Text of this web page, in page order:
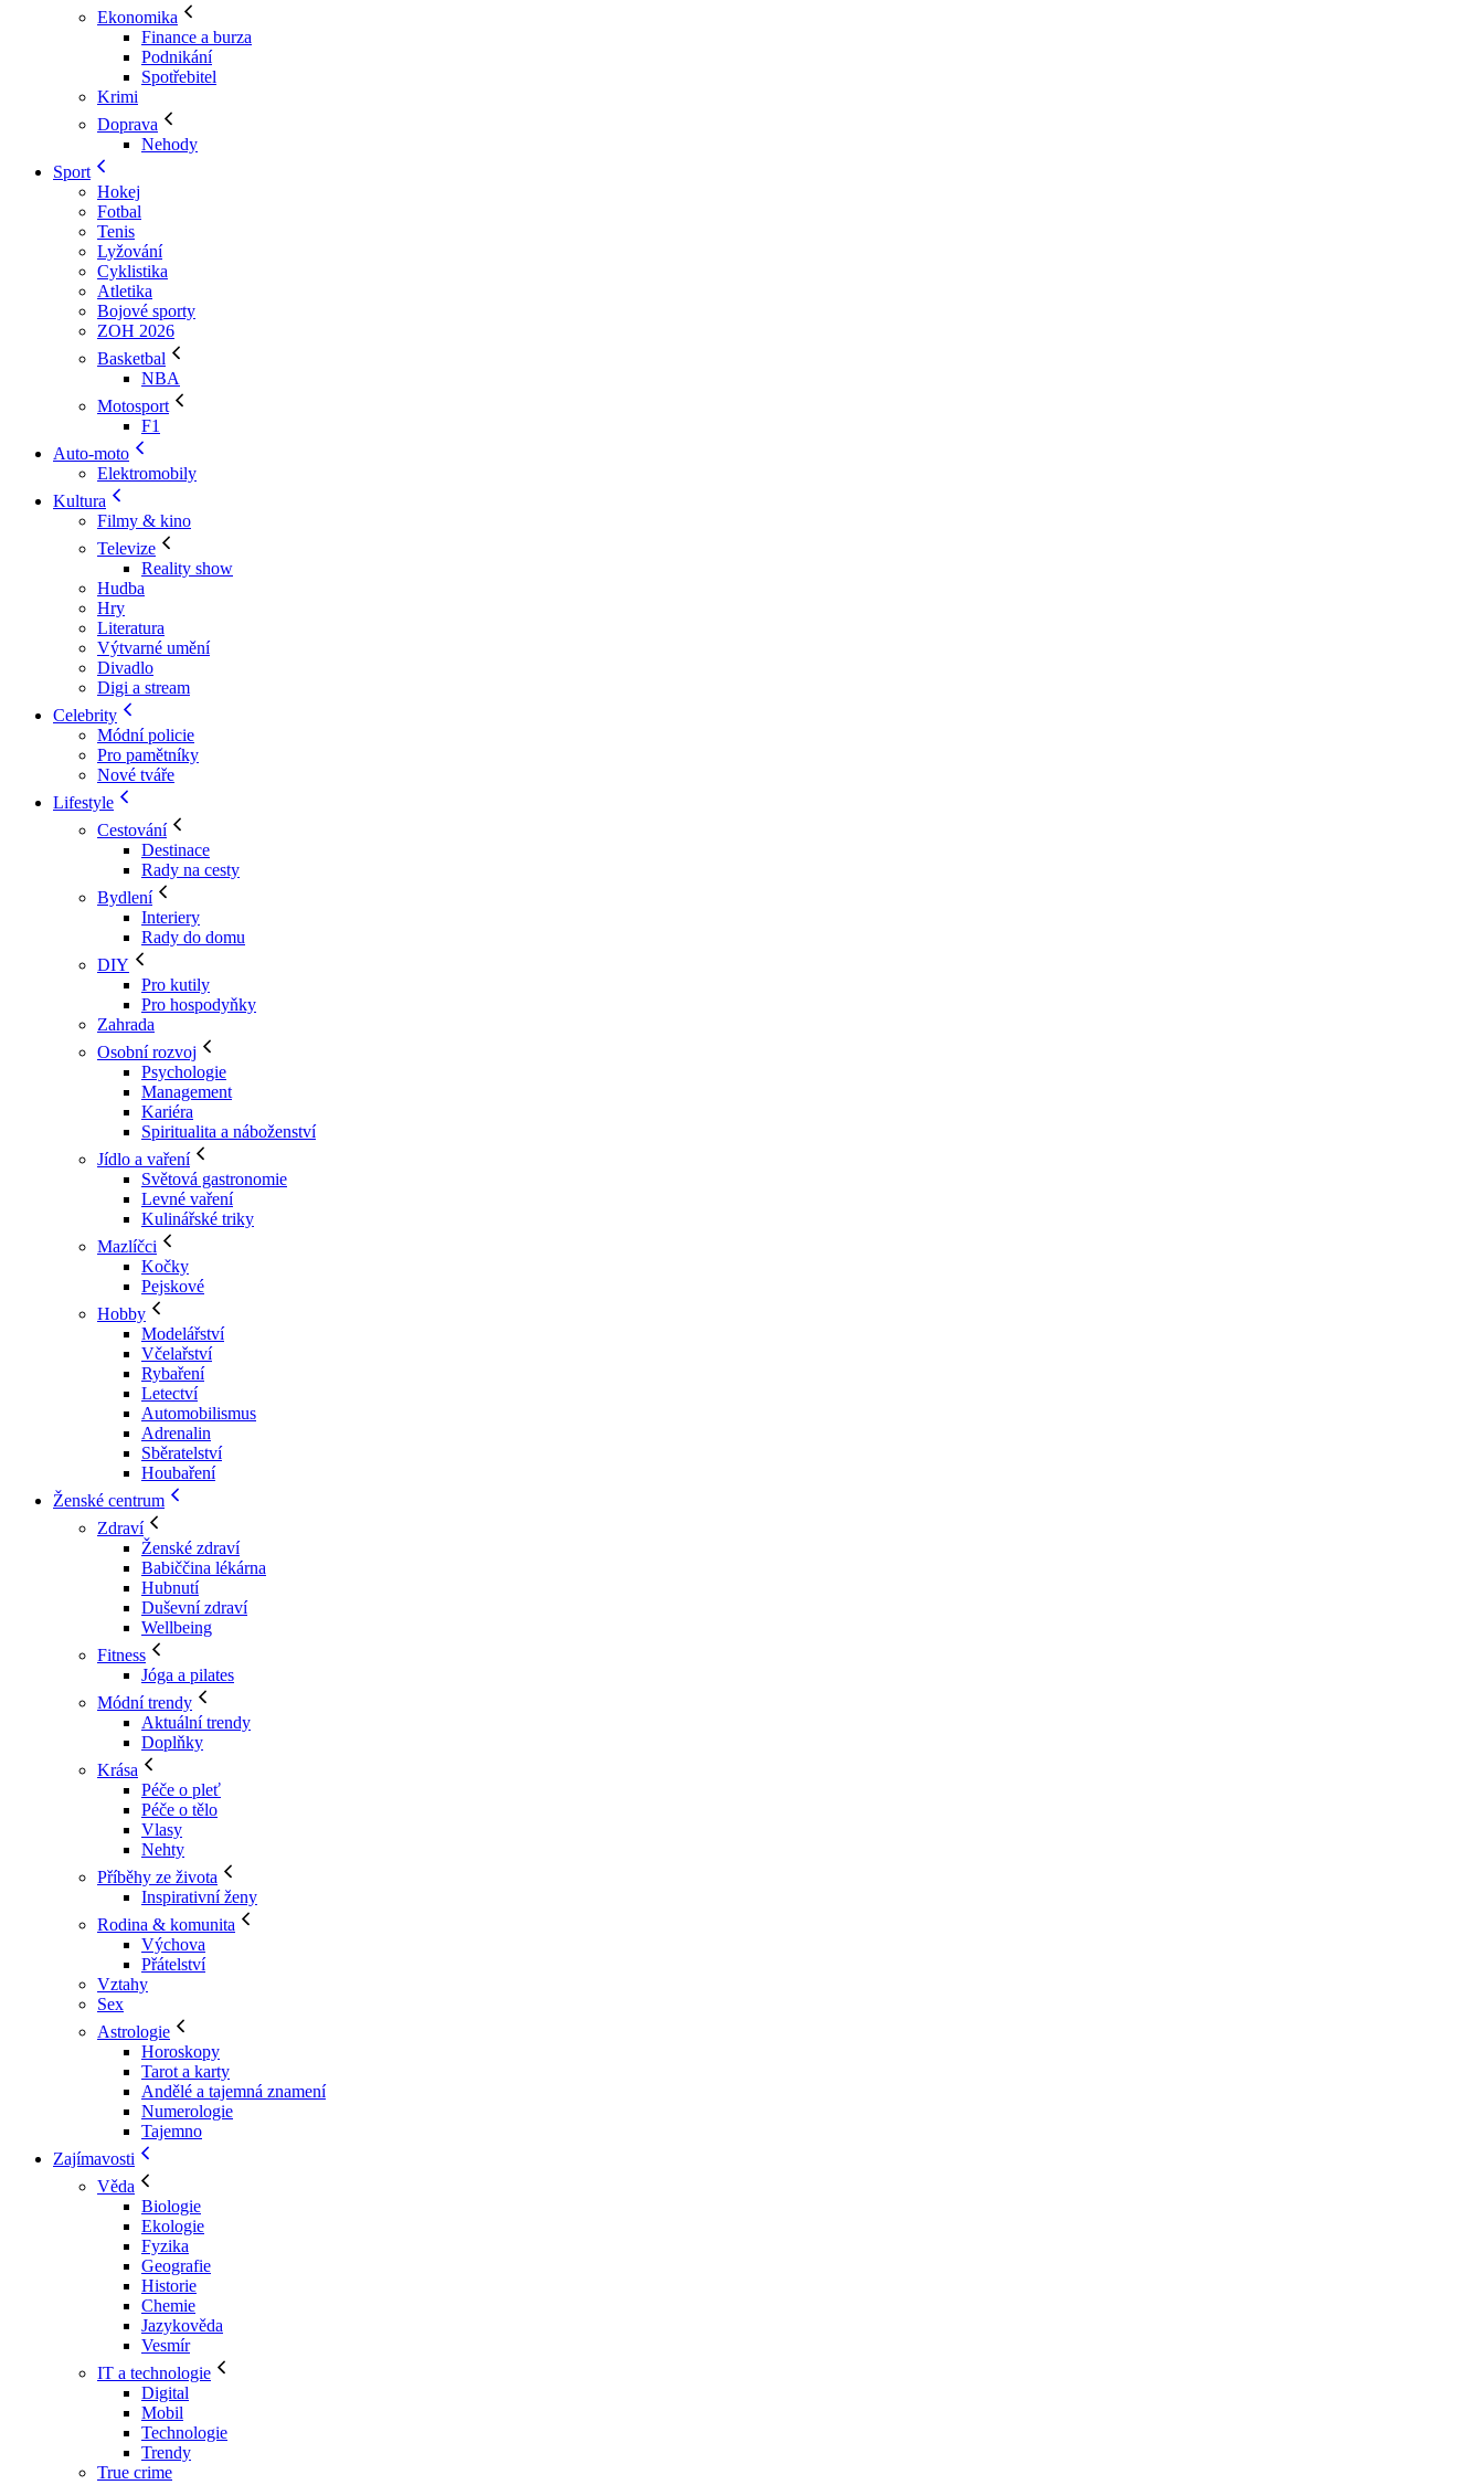
Ekonomika
Finance a burza
Podnikání
Spotřebitel
Krimi
Doprava
Nehody
Sport
Hokej
Fotbal
Tenis
Lyžování
Cyklistika
Atletika
Bojové sporty
ZOH 2026
Basketbal
NBA
Motosport
F1
Auto-moto
Elektromobily
Kultura
Filmy & kino
Televize
Reality show
Hudba
Hry
Literatura
Výtvarné umění
Divadlo
Digi a stream
Celebrity
Módní policie
Pro pamětníky
Nové tváře
Lifestyle
Cestování
Destinace
Rady na cesty
Bydlení
Interiery
Rady do domu
DIY
Pro kutily
Pro hospodyňky
Zahrada
Osobní rozvoj
Psychologie
Management
Kariéra
Spiritualita a náboženství
Jídlo a vaření
Světová gastronomie
Levné vaření
Kulinářské triky
Mazlíčci
Kočky
Pejskové
Hobby
Modelářství
Včelařství
Rybaření
Letectví
Automobilismus
Adrenalin
Sběratelství
Houbaření
Ženské centrum
Zdraví
Ženské zdraví
Babiččina lékárna
Hubnutí
Duševní zdraví
Wellbeing
Fitness
Jóga a pilates
Módní trendy
Aktuální trendy
Doplňky
Krása
Péče o pleť
Péče o tělo
Vlasy
Nehty
Příběhy ze života
Inspirativní ženy
Rodina & komunita
Výchova
Přátelství
Vztahy
Sex
Astrologie
Horoskopy
Tarot a karty
Andělé a tajemná znamení
Numerologie
Tajemno
Zajímavosti
Věda
Biologie
Ekologie
Fyzika
Geografie
Historie
Chemie
Jazykověda
Vesmír
IT a technologie
Digital
Mobil
Technologie
Trendy
True crime